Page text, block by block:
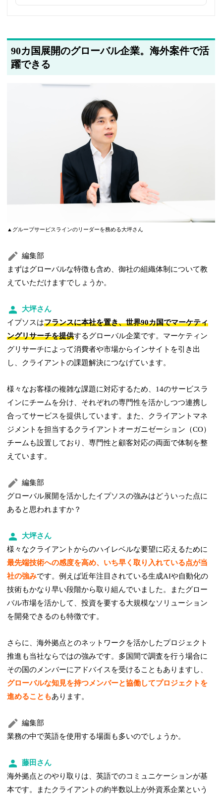
90カ国展開のグローバル企業。海外案件で活
躍できる
▲グループサービスラインのリーダーを務める大坪さん
編集部
まずはグローバルな特徴も含め、御社の組織体制について教
えていただけますでしょうか。
大坪さん
イプソスはフランスに本社を置き、世界90カ国でマーケティ
ングリサーチを提供するグローバル企業です。マーケティン
グリサーチによって消費者や市場からインサイトを引き出
し、クライアントの課題解決につなげています。
様々なお客様の複雑な課題に対応するため、14のサービスラ
インにチームを分け、それぞれの専門性を活かしつつ連携し
合ってサービスを提供しています。また、クライアントマネ
ジメントを担当するクライアントオーガニゼーション（CO）
チームも設置しており、専門性と顧客対応の両面で体制を整
えています。
編集部
グローバル展開を活かしたイプソスの強みはどういった点に
あると思われますか？
大坪さん
様々なクライアントからのハイレベルな要望に応えるために
最先端技術への感度を高め、いち早く取り入れている点が当
社の強みです。例えば近年注目されている生成AIや自動化の
技術もかなり早い段階から取り組んでいました。またグロー
バル市場を活かして、投資を要する大規模なソリューション
を開発できるのも特徴です。
さらに、海外拠点とのネットワークを活かしたプロジェクト
推進も当社ならではの強みです。多国間で調査を行う場合に
その国のメンバーにアドバイスを受けることもありますし、
グローバルな知見を持つメンバーと協働してプロジェクトを
進めることもあります。
編集部
業務の中で英語を使用する場面も多いのでしょうか。
藤田さん
海外拠点とのやり取りは、英語でのコミュニケーションが基
本です。またクライアントの約半数以上が外資系企業という